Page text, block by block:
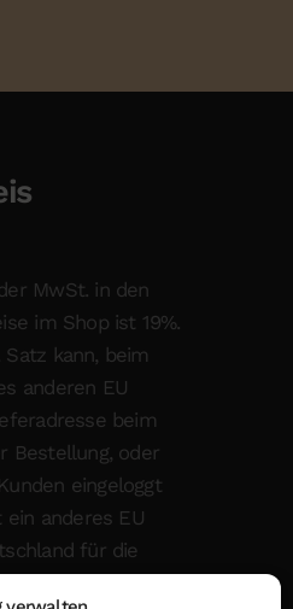
MwSt. in den
im Shop ist 19%.
kann, beim
anderen EU
beim
Bestellung, oder
eingeloggt
ein anderes EU
für die
ausgewählt,